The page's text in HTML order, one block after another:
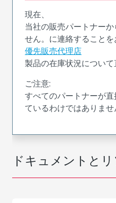
ドキュメントと
現在、
当社の販売パートナー
せん。に連絡すること
優先販売代理店
製品の在庫状況につい
ご注意:
すべてのパートナーが
ているわけではありませ